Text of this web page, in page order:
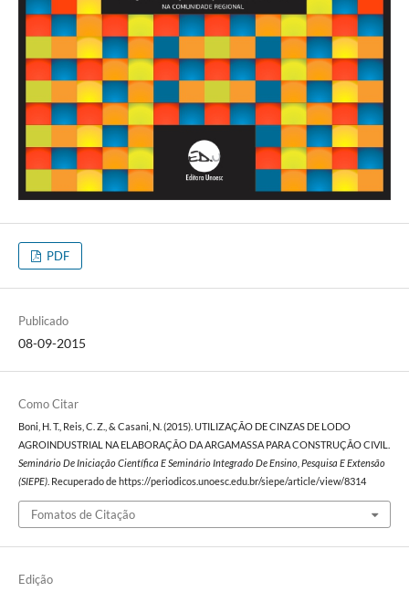
PDF
Publicado
08-09-2015
Como Citar
Boni, H. T., Reis, C. Z., & Casani, N. (2015). UTILIZAÇÃO DE CINZAS DE LODO
AGROINDUSTRIAL NA ELABORAÇÃO DA ARGAMASSA PARA CONSTRUÇÃO CIVIL.
Seminário De Iniciação Científica E Seminário Integrado De Ensino, Pesquisa E Extensão
(SIEPE). Recuperado de https://periodicos.unoesc.edu.br/siepe/article/view/8314
Fomatos de Citação
Edição